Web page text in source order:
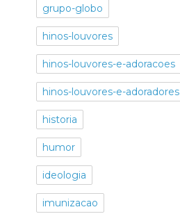
grupo-globo
hinos-louvores
hinos-louvores-e-adoracoes
hinos-louvores-e-adoradores
historia
humor
ideologia
imunizacao